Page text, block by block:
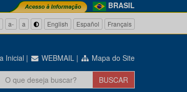
BRASIL
a- a English Español Français
Inicial | WEBMAIL | Mapa do Site